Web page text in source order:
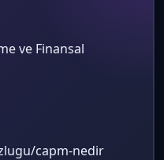
ve Finansal
capm-nedir